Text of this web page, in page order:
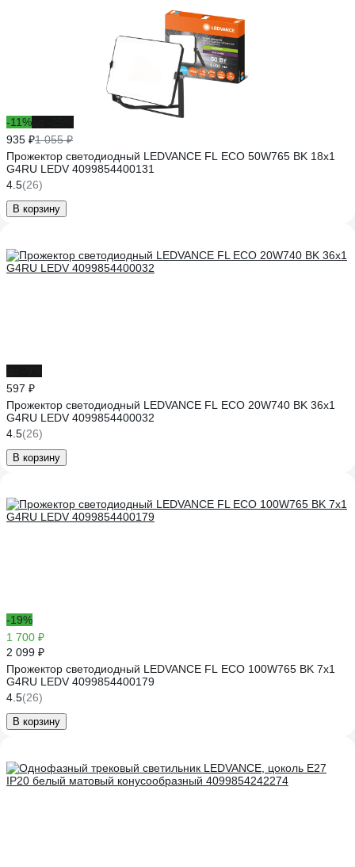
-11%
935 ₽1 055 ₽
Прожектор светодиодный LEDVANCE FL ECO 50W765 BK 18x1
G4RU LEDV 4099854400131
4.5(26)
В корзину
597 ₽
Прожектор светодиодный LEDVANCE FL ECO 20W740 BK 36x1
G4RU LEDV 4099854400032
4.5(26)
В корзину
-19%
1 700 ₽
2 099 ₽
Прожектор светодиодный LEDVANCE FL ECO 100W765 BK 7x1
G4RU LEDV 4099854400179
4.5(26)
В корзину